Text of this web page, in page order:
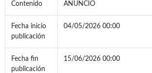
Contenido ANUNCIO
Fecha inicio
publicación
04/05/2026 00:00
Fecha fin
publicación
15/06/2026 00:00